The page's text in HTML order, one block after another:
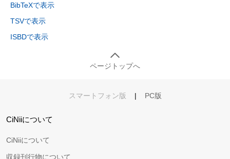
BibTeXで表示
TSVで表示
ISBDで表示
ページトップへ
スマートフォン版 | PC版
CiNiiについて
CiNiiについて
収録刊行物について